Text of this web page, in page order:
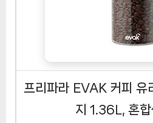
프리파라 EVAK 커피 유
지 1.36L, 혼합